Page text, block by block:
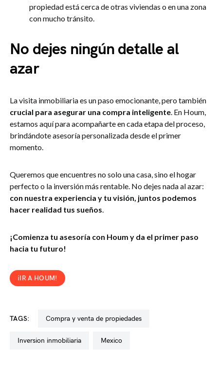
propiedad está cerca de otras viviendas o en una zona
con mucho tránsito.
No dejes ningún detalle al
azar
La visita inmobiliaria es un paso emocionante, pero también
crucial para asegurar una compra inteligente. En Houm,
estamos aquí para acompañarte en cada etapa del proceso,
brindándote asesoría personalizada desde el primer
momento.
Queremos que encuentres no solo una casa, sino el hogar
perfecto o la inversión más rentable. No dejes nada al azar:
con nuestra experiencia y tu visión, juntos podemos
hacer realidad tus sueños.
¡Comienza tu asesoría con Houm y da el primer paso
hacia tu futuro!
¡IR A HOUM!
TAGS: compra y venta de propiedades
inversion inmobiliaria mexico